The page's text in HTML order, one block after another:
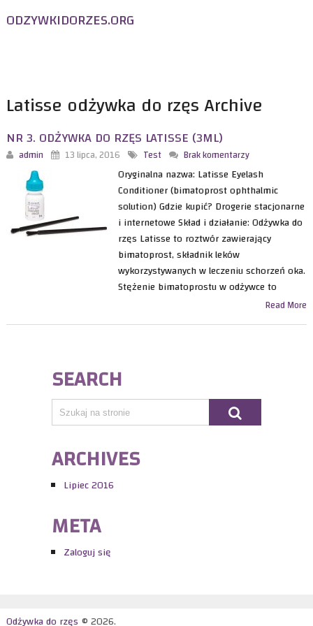
ODZYWKIDORZES.ORG
Latisse odżywka do rzęs Archive
NR 3. ODŻYWKA DO RZĘS LATISSE (3ML)
admin 13 lipca, 2016 Test Brak komentarzy
Oryginalna nazwa: Latisse Eyelash
Conditioner (bimatoprost ophthalmic
solution) Gdzie kupić? Drogerie stacjonarne
i internetowe Skład i działanie: Odżywka do
rzęs Latisse to roztwór zawierający
bimatoprost, składnik leków
wykorzystywanych w leczeniu schorzeń oka.
Stężenie bimatoprostu w odżywce to
Read More
SEARCH
ARCHIVES
Lipiec 2016
META
Zaloguj się
Odżywka do rzęs © 2026.